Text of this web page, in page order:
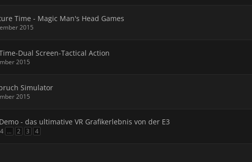
Time - Magic Man's Head Games
2015
Dual Screen-Tactical Action
2015
Simulator
2015
- das ultimative VR Grafikerlebnis von der E3
... 2 3 4